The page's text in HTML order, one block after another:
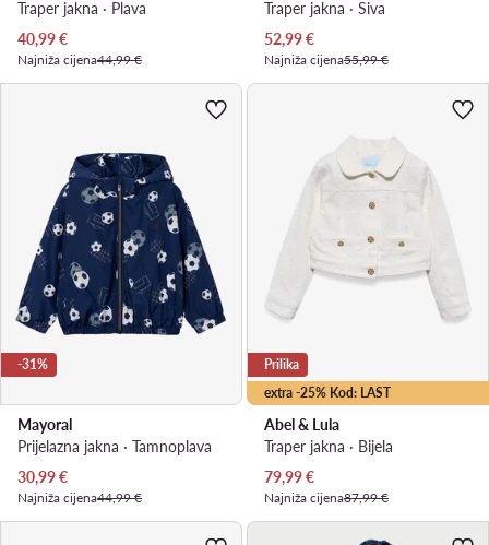
Traper jakna · Plava
Trenutna cijena
40,99€
Najniža cijena44,99 €
Traper jakna · Siva
Trenutna cijena
52,99€
Najniža cijena55,99 €
-31%
Mayoral
Prijelazna jakna · Tamnoplava
Trenutna cijena
30,99€
Najniža cijena44,99 €
extra -25% Kod: LAST
Prilika
Abel & Lula
Traper jakna · Bijela
Trenutna cijena
79,99€
Najniža cijena87,99 €